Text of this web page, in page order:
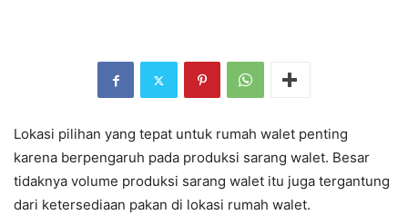
Lokasi pilihan yang tepat untuk rumah walet penting
karena berpengaruh pada produksi sarang walet. Besar
tidaknya volume produksi sarang walet itu juga tergantung
dari ketersediaan pakan di lokasi rumah walet.